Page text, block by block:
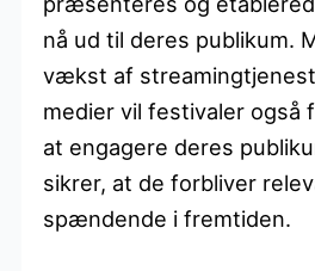
nå ud til deres publikum.
vækst af
medier vil festivaler også
at engagere deres
sikrer, at de forbliver
spændende i fremtiden.